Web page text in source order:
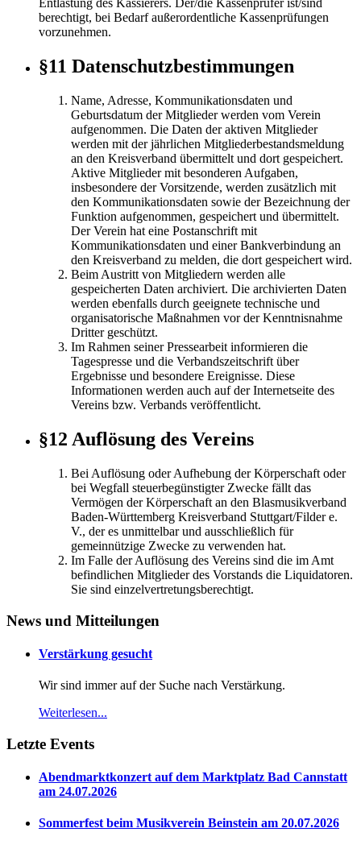
Entlastung des Kassierers. Der/die Kassenprüfer ist/sind
berechtigt, bei Bedarf außerordentliche Kassenprüfungen
vorzunehmen.
§11 Datenschutzbestimmungen
Name, Adresse, Kommunikationsdaten und
Geburtsdatum der Mitglieder werden vom Verein
aufgenommen. Die Daten der aktiven Mitglieder
werden mit der jährlichen Mitgliederbestandsmeldung
an den Kreisverband übermittelt und dort gespeichert.
Aktive Mitglieder mit besonderen Aufgaben,
insbesondere der Vorsitzende, werden zusätzlich mit
den Kommunikationsdaten sowie der Bezeichnung der
Funktion aufgenommen, gespeichert und übermittelt.
Der Verein hat eine Postanschrift mit
Kommunikationsdaten und einer Bankverbindung an
den Kreisverband zu melden, die dort gespeichert wird.
Beim Austritt von Mitgliedern werden alle
gespeicherten Daten archiviert. Die archivierten Daten
werden ebenfalls durch geeignete technische und
organisatorische Maßnahmen vor der Kenntnisnahme
Dritter geschützt.
Im Rahmen seiner Pressearbeit informieren die
Tagespresse und die Verbandszeitschrift über
Ergebnisse und besondere Ereignisse. Diese
Informationen werden auch auf der Internetseite des
Vereins bzw. Verbands veröffentlicht.
§12 Auflösung des Vereins
Bei Auflösung oder Aufhebung der Körperschaft oder
bei Wegfall steuerbegünstigter Zwecke fällt das
Vermögen der Körperschaft an den Blasmusikverband
Baden-Württemberg Kreisverband Stuttgart/Filder e.
V., der es unmittelbar und ausschließlich für
gemeinnützige Zwecke zu verwenden hat.
Im Falle der Auflösung des Vereins sind die im Amt
befindlichen Mitglieder des Vorstands die Liquidatoren.
Sie sind einzelvertretungsberechtigt.
News und Mitteilungen
Verstärkung gesucht
Wir sind immer auf der Suche nach Verstärkung.
Weiterlesen...
Letzte Events
Abendmarktkonzert auf dem Marktplatz Bad Cannstatt
am 24.07.2026
Sommerfest beim Musikverein Beinstein am 20.07.2026